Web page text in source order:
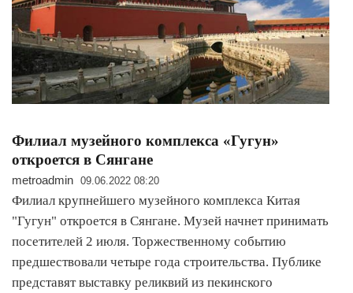
Филиал музейного комплекса «Гугун»
откроется в Сянгане
metroadmin 09.06.2022 08:20
Филиал крупнейшего музейного комплекса Китая
"Гугун" откроется в Сянгане. Музей начнет принимать
посетителей 2 июля. Торжественному событию
предшествовали четыре года строительства. Публике
представят выставку реликвий из пекинского